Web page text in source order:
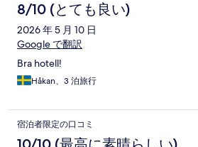
8/10 (とても良い)
2026 年 5 月 10 日
Google で翻訳
Bra hotell!
Håkan、3 泊旅行
宿泊者限定の口コミ